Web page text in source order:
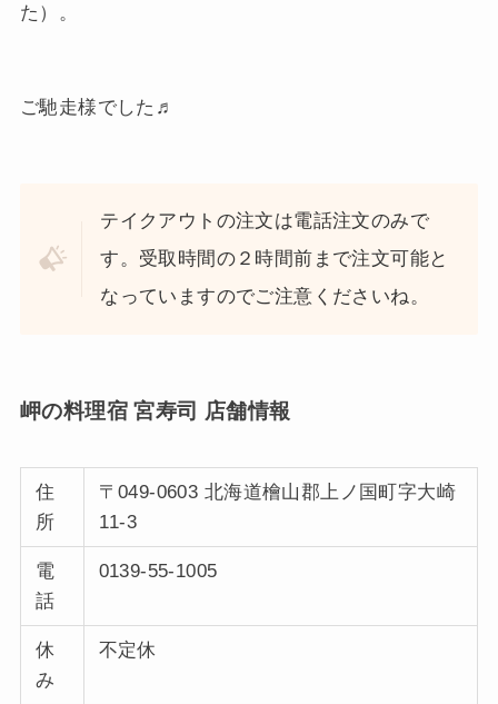
た）。
ご馳走様でした♬
テイクアウトの注文は電話注文のみで
す。受取時間の２時間前まで注文可能と
なっていますのでご注意くださいね。
岬の料理宿 宮寿司 店舗情報
住
所
〒049-0603 北海道檜山郡上ノ国町字大崎
11-3
電
話
0139-55-1005
休
み
不定休